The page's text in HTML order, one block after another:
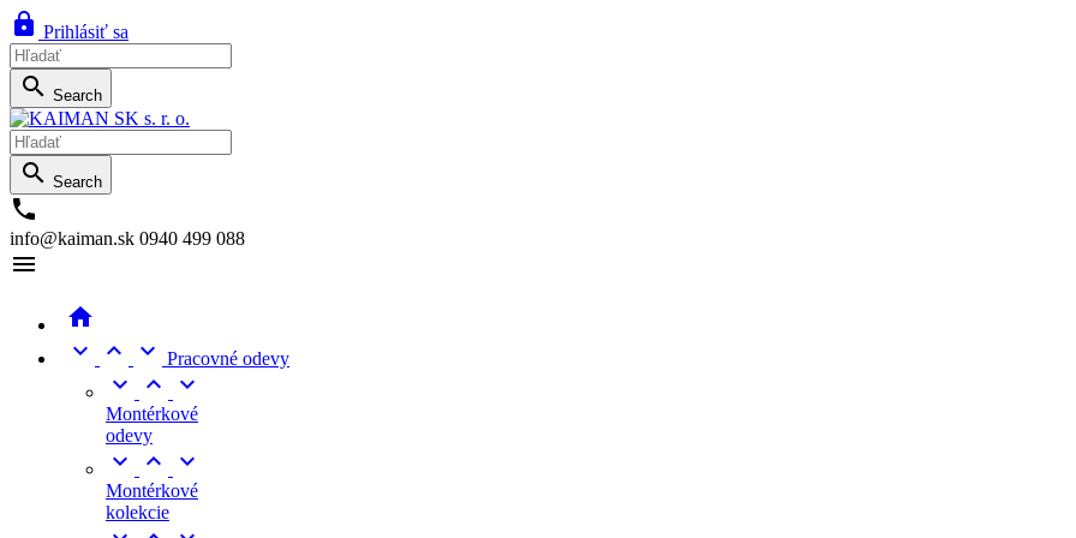
 Prihlásiť sa
 Search
 Search

info@kaiman.sk 0940 499 088



  Pracovné odevy
  
Montérkové
odevy
  
Montérkové
kolekcie